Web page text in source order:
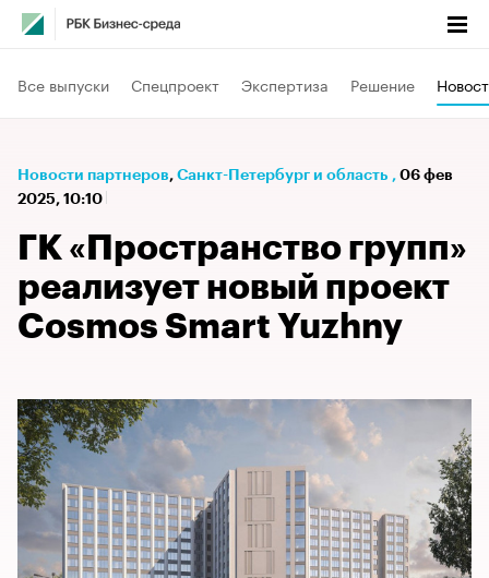
Все выпуски Спецпроект Экспертиза Решение
Новости партнеров⁠, Санкт-Петербург и область , 06 фев
2025, 10:10
ГК «Пространство групп»
реализует новый проект
Cosmos Smart Yuzhny